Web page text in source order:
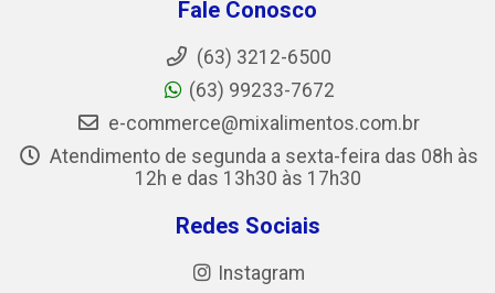
Fale Conosco
(63) 3212-6500
(63) 99233-7672
e-commerce@mixalimentos.com.br
Atendimento de segunda a sexta-feira das 08h às
12h e das 13h30 às 17h30
Redes Sociais
Instagram